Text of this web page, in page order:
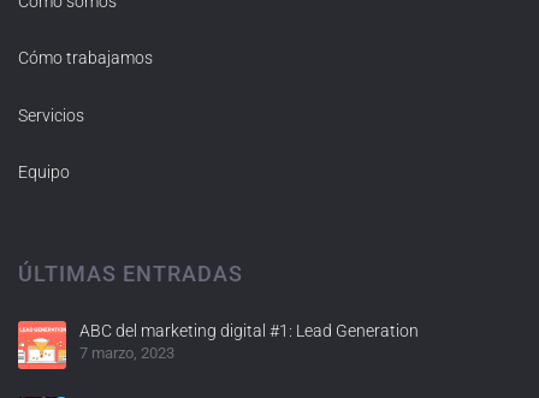
Cómo trabajamos
Servicios
Equipo
ÚLTIMAS ENTRADAS
ABC del marketing digital #1: Lead Generation
7 marzo, 2023